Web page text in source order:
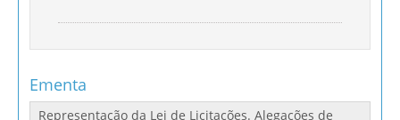
Ementa